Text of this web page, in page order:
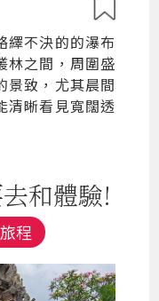
繹不決的的瀑布
林之間，周圍盛
景致，尤其晨間
清晰看見寬闊透
和體驗!
程